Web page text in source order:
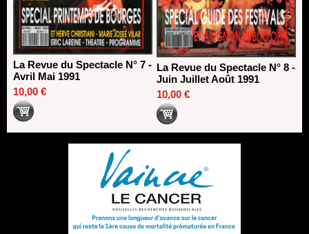
La Revue du Spectacle N° 7 -
Avril Mai 1991
10,00 €
La Revue du Spectacle N° 8 -
Juin Juillet Août 1991
10,00 €